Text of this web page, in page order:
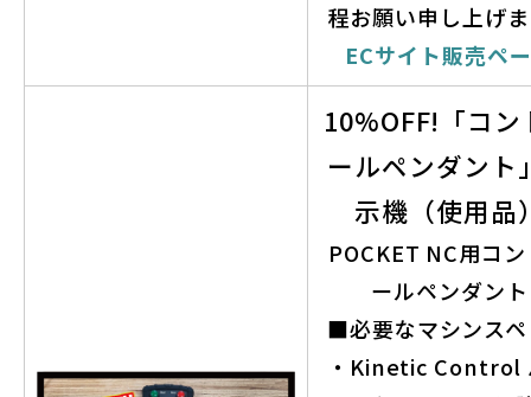
程お願い申し上げ
ECサイト販売ペ
10%OFF!「コン
ールペンダント
示機（使用品
POCKET NC用コ
ールペンダント
■必要なマシンス
・Kinetic Control